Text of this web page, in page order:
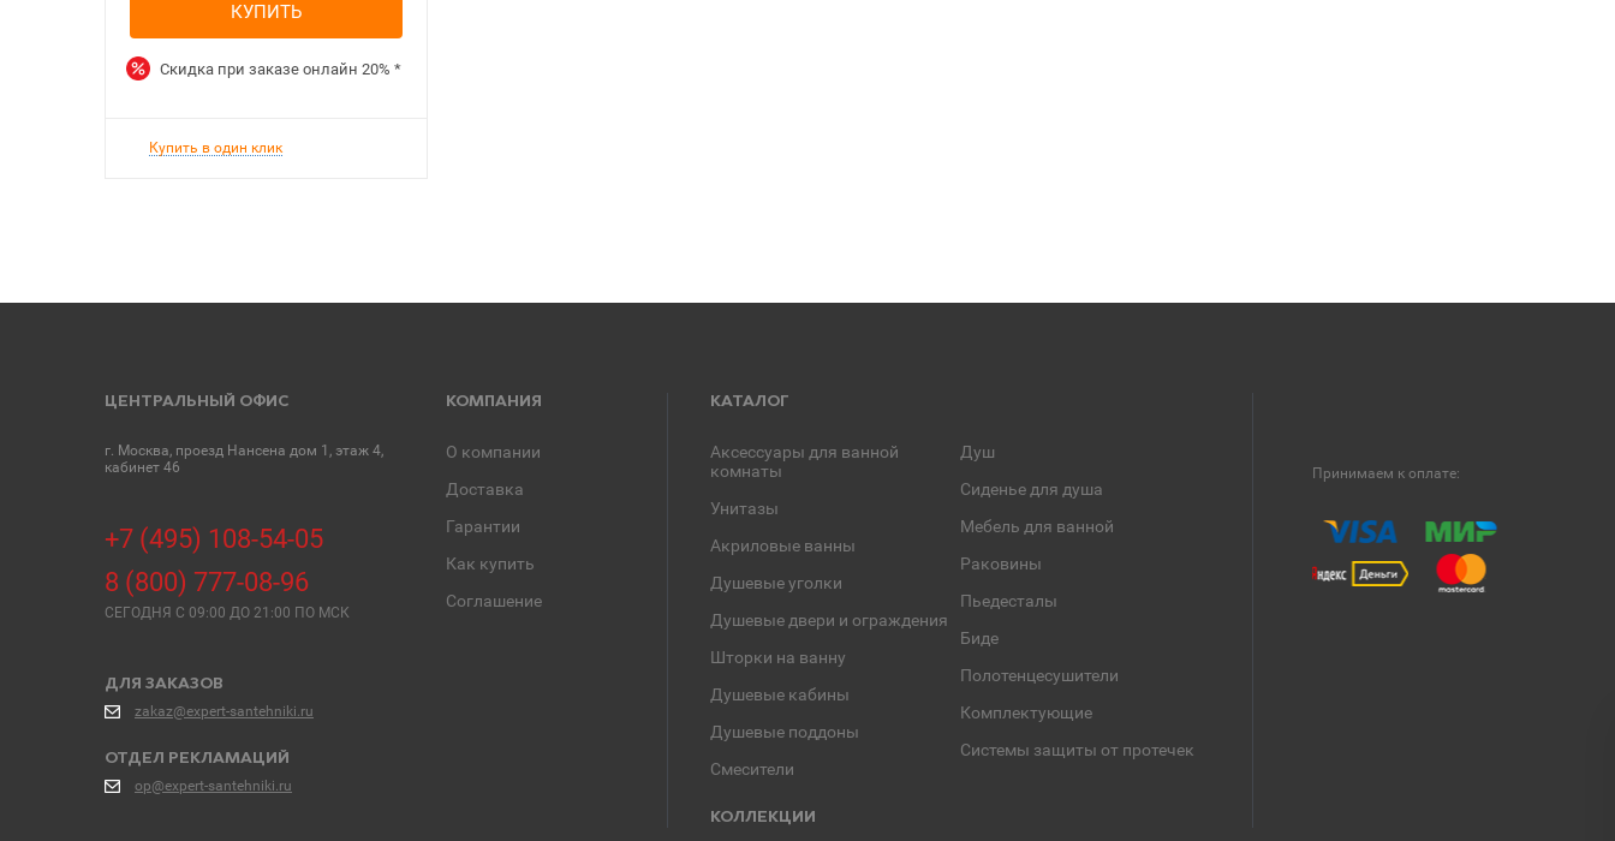
КУПИТЬ
Скидка при заказе онлайн 20% *
Купить в один клик
ЦЕНТРАЛЬНЫЙ ОФИС
г. Москва, проезд Нансена дом 1, этаж 4,
кабинет 46
+7 (495) 108-54-05
8 (800) 777-08-96
СЕГОДНЯ C 09:00 ДО 21:00 ПО МСК
ДЛЯ ЗАКАЗОВ
zakaz@expert-santehniki.ru
ОТДЕЛ РЕКЛАМАЦИЙ
op@expert-santehniki.ru
КОМПАНИЯ
О компании
Доставка
Гарантии
Как купить
Соглашение
КАТАЛОГ
Аксессуары для ванной
комнаты
Унитазы
Акриловые ванны
Душевые уголки
Душевые двери и ограждения
Шторки на ванну
Душевые кабины
Душевые поддоны
Смесители
Душ
Сиденье для душа
Мебель для ванной
Раковины
Пьедесталы
Биде
Полотенцесушители
Комплектующие
Системы защиты от протечек
КОЛЛЕКЦИИ
Принимаем к оплате: